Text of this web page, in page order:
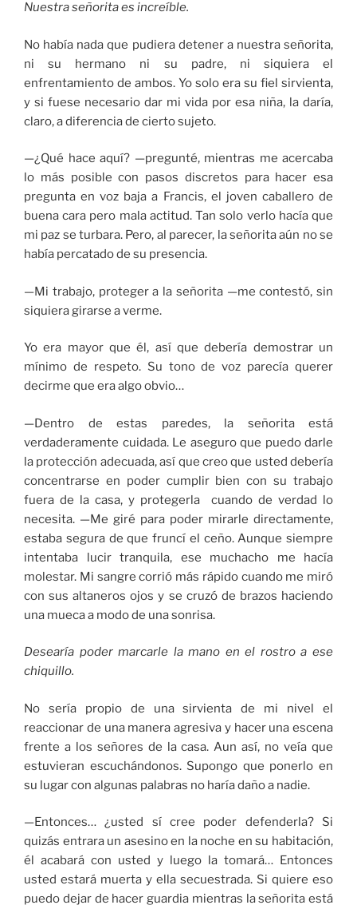
Nuestra señorita es increíble.
No había nada que pudiera detener a nuestra señorita,
ni su hermano ni su padre, ni siquiera el
enfrentamiento de ambos. Yo solo era su fiel sirvienta,
y si fuese necesario dar mi vida por esa niña, la daría,
claro, a diferencia de cierto sujeto.
—¿Qué hace aquí? —pregunté, mientras me acercaba
lo más posible con pasos discretos para hacer esa
pregunta en voz baja a Francis, el joven caballero de
buena cara pero mala actitud. Tan solo verlo hacía que
mi paz se turbara. Pero, al parecer, la señorita aún no se
había percatado de su presencia.
—Mi trabajo, proteger a la señorita —me contestó, sin
siquiera girarse a verme.
Yo era mayor que él, así que debería demostrar un
mínimo de respeto. Su tono de voz parecía querer
decirme que era algo obvio…
—Dentro de estas paredes, la señorita está
verdaderamente cuidada. Le aseguro que puedo darle
la protección adecuada, así que creo que usted debería
concentrarse en poder cumplir bien con su trabajo
fuera de la casa, y protegerla cuando de verdad lo
necesita. —Me giré para poder mirarle directamente,
estaba segura de que fruncí el ceño. Aunque siempre
intentaba lucir tranquila, ese muchacho me hacía
molestar. Mi sangre corrió más rápido cuando me miró
con sus altaneros ojos y se cruzó de brazos haciendo
una mueca a modo de una sonrisa.
Desearía poder marcarle la mano en el rostro a ese
chiquillo.
No sería propio de una sirvienta de mi nivel el
reaccionar de una manera agresiva y hacer una escena
frente a los señores de la casa. Aun así, no veía que
estuvieran escuchándonos. Supongo que ponerlo en
su lugar con algunas palabras no haría daño a nadie.
—Entonces… ¿usted sí cree poder defenderla? Si
quizás entrara un asesino en la noche en su habitación,
él acabará con usted y luego la tomará… Entonces
usted estará muerta y ella secuestrada. Si quiere eso
puedo dejar de hacer guardia mientras la señorita está